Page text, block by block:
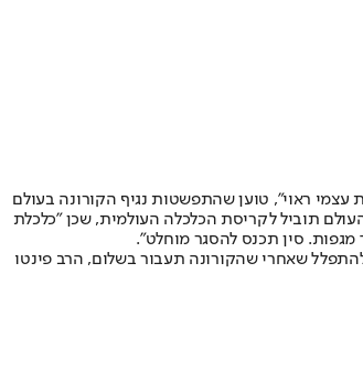
עצמי ראוי", טוען שהתפשטות נגיף הקורונה בעולם
תוביל לקריסת הכלכלה העולמית, שכן "כלכלת
מגפות. סין תכנס להסגר מוחלט".
שאחרי שהקורונה תעבור בשלום, הרב פינטו